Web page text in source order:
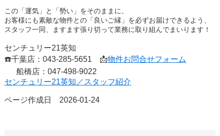
この「運気」と「勢い」をそのままに、
お客様にも素敵な物件との「良いご縁」を必ずお届けできるよう、
スタッフ一同、ますます張り切って業務に取り組んでまいります！
センチュリー21英知
☎️千葉店：043-285-5651 📩物件お問合せフォーム
船橋店：047-498-9022
センチュリー21英知／スタッフ紹介
ページ作成日 2026-01-24